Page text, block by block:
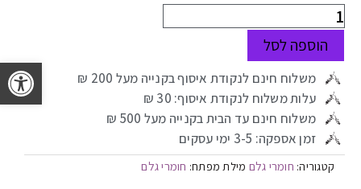
הוספה לסל
משלוח חינם לנקודת איסוף בקנייה מעל 200 ₪
עלות משלוח לנקודת איסוף: 30 ₪
משלוח חינם עד הבית בקנייה מעל 500 ₪
זמן אספקה: 3-5 ימי עסקים
קטגוריה: חומרי גלם מילת מפתח: חומרי גלם